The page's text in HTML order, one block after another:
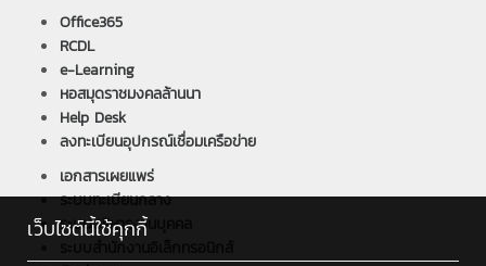
Office365
RCDL
e-Learning
หอสมุดราชมงคลล้านนา
Help Desk
ลงทะเบียนอุปกรณ์เชื่อมเครือข่าย
เอกสารเผยแพร่
ระบบทะเบียนกลาง
ระบบบริหารงานบุคคล
ระบบสำนักงานอิเล็กทรอนิกส์
เว็บไซต์นี้ใช้คุกกี้